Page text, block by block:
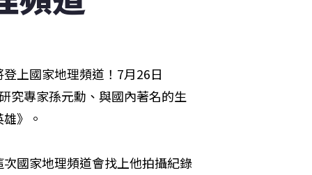
上國家地理頻道！7月26日
究專家孫元勳、與國內著名的生
》。
國家地理頻道會找上他拍攝紀錄